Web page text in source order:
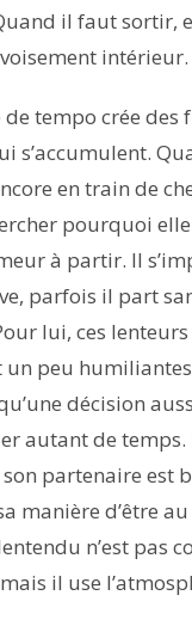
il faut sortir,
intérieur.
de tempo crée des
s’accumulent.
en train de
pourquoi elle
à partir. Il
parfois il part
lui, ces
peu
décision
autant de temps.
partenaire est
manière d’être
n’est pas
il use